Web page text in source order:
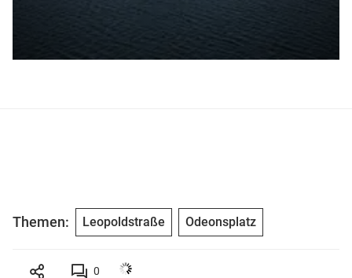
Themen: Leopoldstraße Odeonsplatz
0